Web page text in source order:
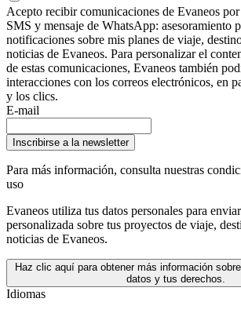
Acepto recibir comunicaciones de Evaneos
SMS y mensaje de WhatsApp: asesoramiento
notificaciones sobre mis planes de viaje,
noticias de Evaneos. Para personalizar el
de estas comunicaciones, Evaneos también
interacciones con los correos electrónicos, en
y los clics.
E-mail
Inscribirse a la newsletter
Para más información, consulta nuestras
uso
Evaneos utiliza tus datos personales para
personalizada sobre tus proyectos de viaje,
noticias de Evaneos.
Haz clic aquí para obtener más información
datos y tus derechos.
Idiomas